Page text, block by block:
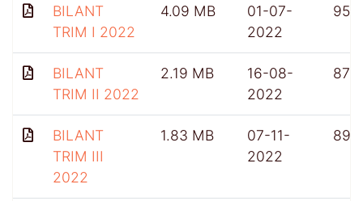
BILANT
TRIM I 2022
4.09 MB
01-07-
2022
957
BILANT
TRIM II 2022
2.19 MB
16-08-
2022
875
BILANT
TRIM III
2022
1.83 MB
07-11-
2022
897